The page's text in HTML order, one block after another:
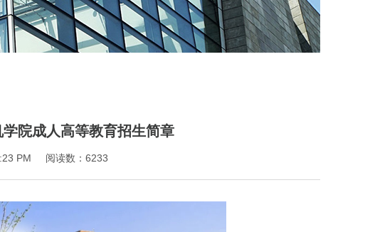
学院成人高等教育招生简章
PM 阅读数：6233